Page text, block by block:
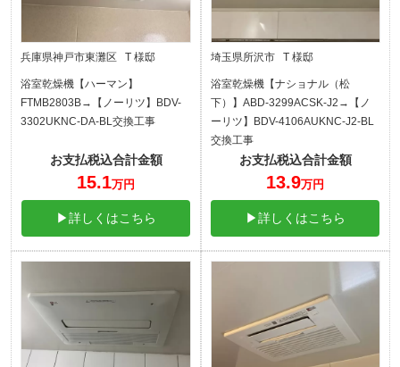
兵庫県神戸市東灘区 T 様邸
浴室乾燥機【ハーマン】
FTMB2803B→【ノーリツ】BDV-
3302UKNC-DA-BL交換工事
お支払税込合計金額
15.1万円
▶詳しくはこちら
埼玉県所沢市 T 様邸
浴室乾燥機【ナショナル（松
下）】ABD-3299ACSK-J2→【ノ
ーリツ】BDV-4106AUKNC-J2-BL
交換工事
お支払税込合計金額
13.9万円
▶詳しくはこちら